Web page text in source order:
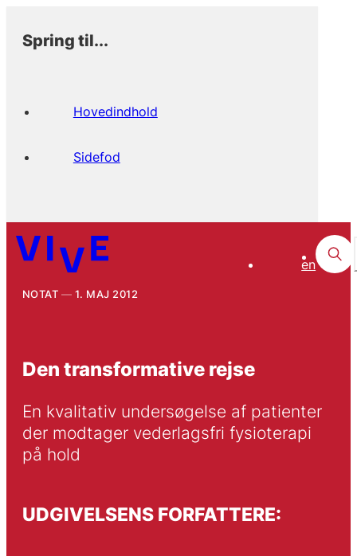
Spring til...
Hovedindhold
Sidefod
en
NOTAT 1. MAJ 2012
Den transformative rejse
En kvalitativ undersøgelse af patienter
der modtager vederlagsfri fysioterapi
på hold
UDGIVELSENS FORFATTERE: